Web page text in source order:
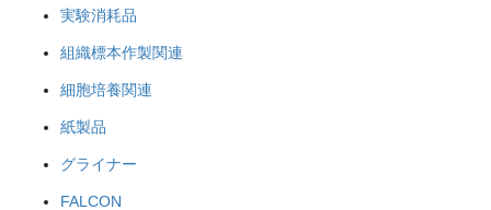
実験消耗品
組織標本作製関連
細胞培養関連
紙製品
グライナー
FALCON